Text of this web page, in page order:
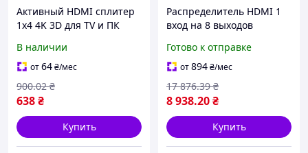
Активный HDMI сплитер
1x4 4K 3D для TV и ПК
распределитель сигнала
HDMI EPT
В наличии
от64₴/мес
638₴
900.02 ₴
Купить
Распределитель HDMI 1
вход на 8 выходов
высокой четкости,
оригинал
Готово к отправке
от894₴/мес
8 938.20₴
17 876.39 ₴
Купить